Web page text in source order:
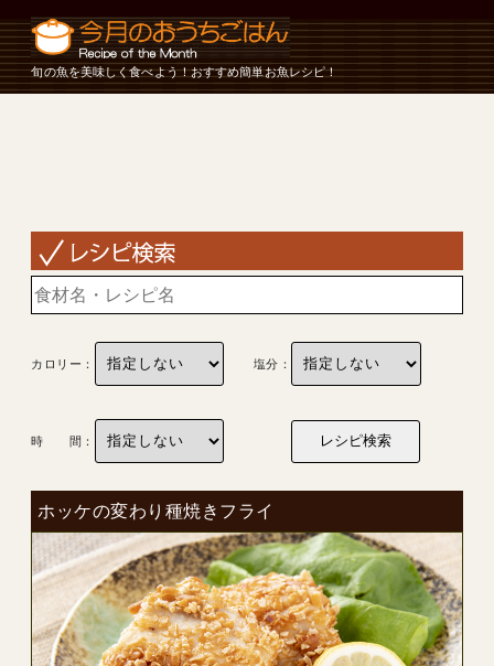
旬の魚を美味しく食べよう！おすすめ簡単お魚レシピ！
カロリー： 塩分：
時 間：
ホッケの変わり種焼きフライ